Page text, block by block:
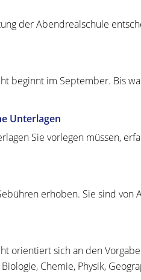
der Abendrealschule
beginnt im September. Bis
Unterlagen
Sie vorlegen müssen,
erhoben. Sie sind
orientiert sich an den
Chemie, Physik,